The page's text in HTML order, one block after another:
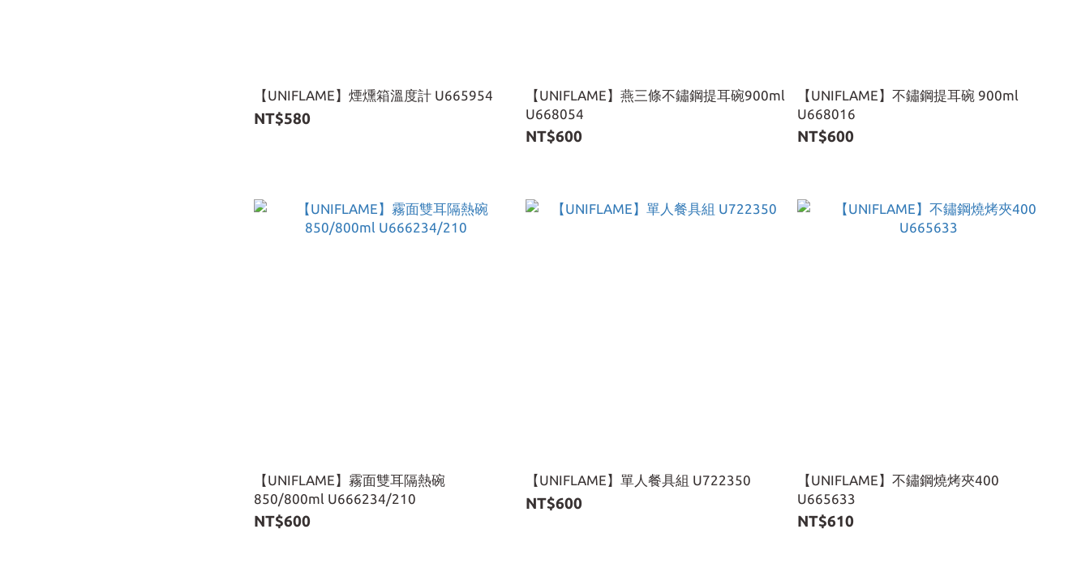
【UNIFLAME】煙燻箱溫度計 U665954
NT$580
【UNIFLAME】燕三條不鏽鋼提耳碗900ml
U668054
NT$600
【UNIFLAME】不鏽鋼提耳碗 900ml
U668016
NT$600
【UNIFLAME】霧面雙耳隔熱碗
850/800ml U666234/210
NT$600
【UNIFLAME】單人餐具組 U722350
NT$600
【UNIFLAME】不鏽鋼燒烤夾400
U665633
NT$610